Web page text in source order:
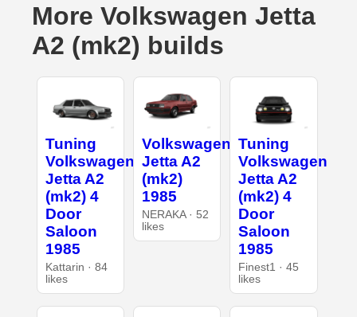
More Volkswagen Jetta
A2 (mk2) builds
Tuning
Volkswagen
Jetta A2
(mk2) 4
Door
Saloon
1985
Kattarin · 84
likes
Volkswagen
Jetta A2
(mk2)
1985
NERAKA · 52
likes
Tuning
Volkswagen
Jetta A2
(mk2) 4
Door
Saloon
1985
Finest1 · 45
likes